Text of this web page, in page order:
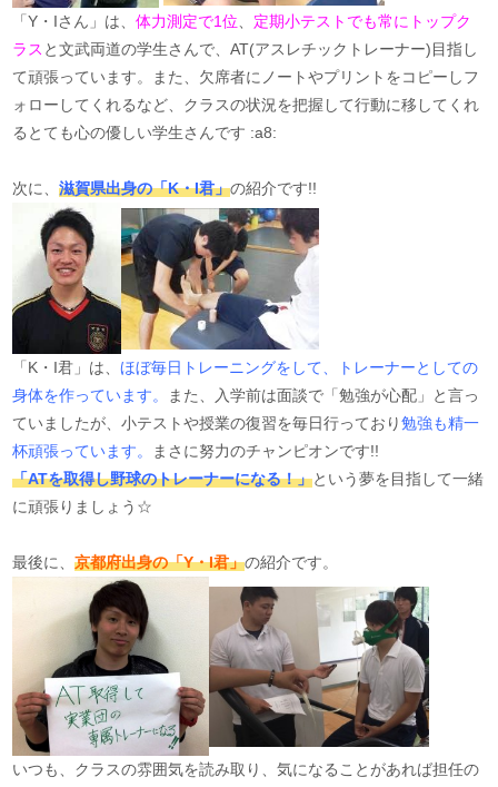
「Y・Iさん」は、体力測定で1位、 定期小テストでも常にトップク
ラス と文武両道の学生さんで、AT(アスレチックトレーナー)目指し
て頑張っています。また、欠席者にノートやプリントをコピーしフ
ォローしてくれるなど、クラスの状況を把握して行動に移してくれ
るとても心の優しい学生さんです :a8:
次に、滋賀県出身の「K・I君」の紹介です!!
「K・I君」は、ほぼ毎日トレーニングをして、トレーナーとしての
身体を作っています。
また、入学前は面談で「勉強が心配」と言っ
ていましたが、小テストや授業の復習を毎日行っており勉強も精一
杯頑張っています。
まさに努力のチャンピオンです!!
「ATを取得し野球のトレーナーになる！」という夢を目指して一緒
に頑張りましょう☆
最後に、京都府出身の「Y・I君」の紹介です。
いつも、クラスの雰囲気を読み取り、気になることがあれば担任の